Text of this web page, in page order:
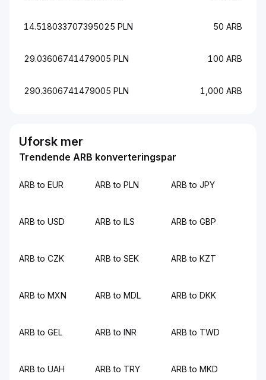
14.518033707395025 PLN 50 ARB
29.03606741479005 PLN 100 ARB
290.3606741479005 PLN 1,000 ARB
Uforsk mer
Trendende ARB konverteringspar
ARB to EUR ARB to PLN ARB to JPY
ARB to USD ARB to ILS ARB to GBP
ARB to CZK ARB to SEK ARB to KZT
ARB to MXN ARB to MDL ARB to DKK
ARB to GEL ARB to INR ARB to TWD
ARB to UAH ARB to TRY ARB to MKD